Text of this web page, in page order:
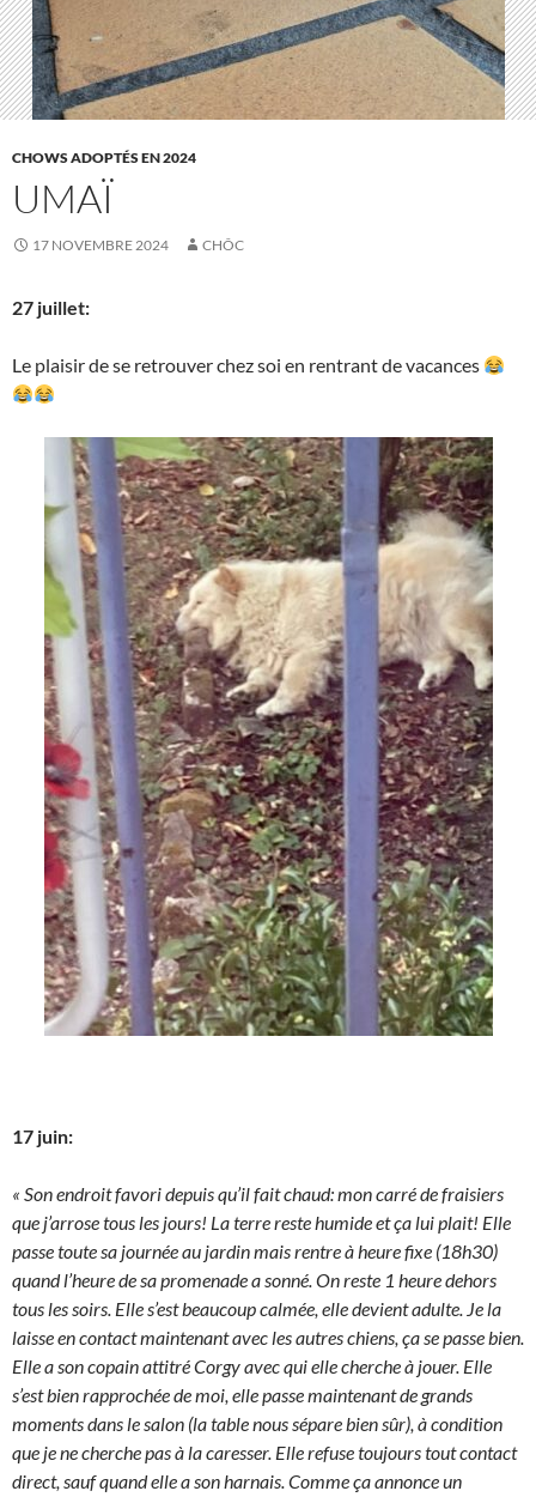
CHOWS ADOPTÉS EN 2024
UMAÏ
17 NOVEMBRE 2024 CHÔC
27 juillet:
Le plaisir de se retrouver chez soi en rentrant de vacances
17 juin:
« Son endroit favori depuis qu’il fait chaud: mon carré de fraisiers
que j’arrose tous les jours! La terre reste humide et ça lui plait! Elle
passe toute sa journée au jardin mais rentre à heure fixe (18h30)
quand l’heure de sa promenade a sonné. On reste 1 heure dehors
tous les soirs. Elle s’est beaucoup calmée, elle devient adulte. Je la
laisse en contact maintenant avec les autres chiens, ça se passe bien.
Elle a son copain attitré Corgy avec qui elle cherche à jouer. Elle
s’est bien rapprochée de moi, elle passe maintenant de grands
moments dans le salon (la table nous sépare bien sûr), à condition
que je ne cherche pas à la caresser. Elle refuse toujours tout contact
direct, sauf quand elle a son harnais. Comme ça annonce un